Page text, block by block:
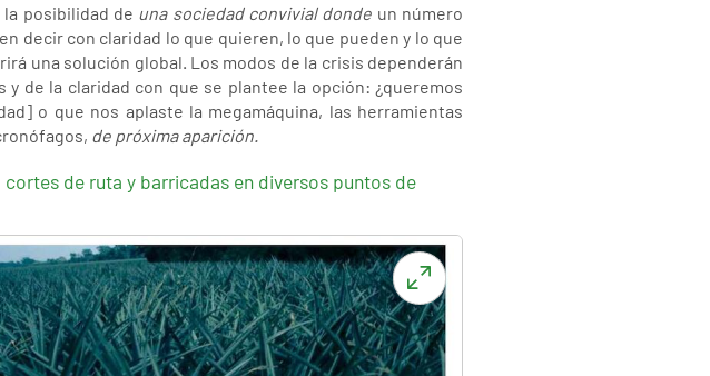
posibilidad de una sociedad convivial donde un número
decir con claridad lo que quieren, lo que pueden y lo que
una solución global. Los modos de la crisis dependerán
de la claridad con que se plantee la opción: ¿queremos
o que nos aplaste la megamáquina, las herramientas
de próxima aparición.
de ruta y barricadas en diversos puntos de